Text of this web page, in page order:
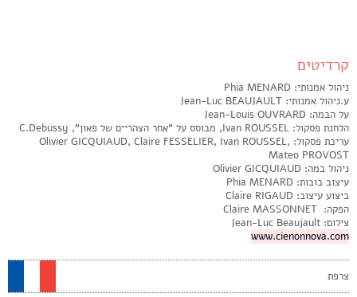
קרדיטים
ניהול אמנותי: Phia MENARD
ע.ניהול אמנותי: Jean-Luc BEAUJAULT
על הבמה: Jean-Louis OUVRARD
הלחנת פסקול: Ivan ROUSSEL, מבוסס על "אחר הצהריים של פאון", C.Debussy
עריכת פסקול: Olivier GICQUIAUD, Claire FESSELIER, Ivan ROUSSEL,
Mateo PROVOST
ניהול במה: Olivier GICQUIAUD
עיצוב בובות: Phia MENARD
ביצוע עיצוב: Claire RIGAUD
הפקה: Claire MASSONNET
צילום: Jean-Luc Beaujault
www.cienonnova.com
צרפת